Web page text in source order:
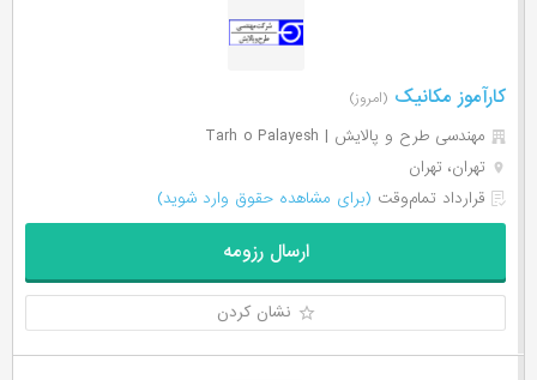
کارآموز مکانیک (امروز)
مهندسی طرح و پالایش | Tarh o Palayesh
تهران، تهران
قرارداد تمام‌وقت (برای مشاهده حقوق وارد شوید)
ارسال رزومه
نشان کردن